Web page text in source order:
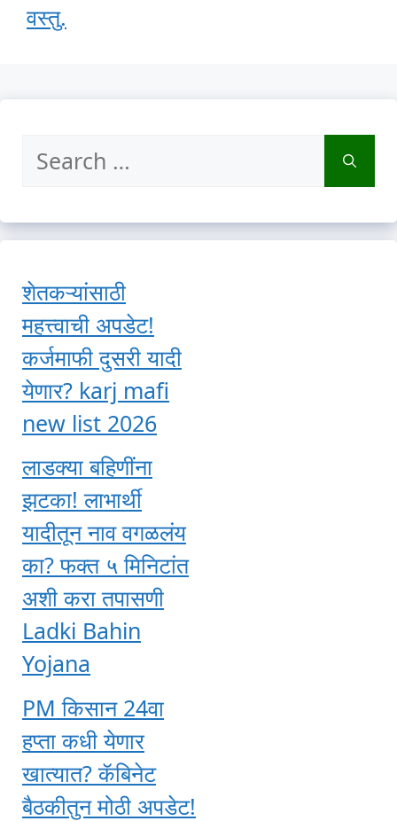
वस्तु.
Search
शेतकऱ्यांसाठी
महत्त्वाची अपडेट!
कर्जमाफी दुसरी यादी
येणार? karj mafi
new list 2026
लाडक्या बहिणींना
झटका! लाभार्थी
यादीतून नाव वगळलंय
का? फक्त ५ मिनिटांत
अशी करा तपासणी
Ladki Bahin
Yojana
PM किसान 24वा
हप्ता कधी येणार
खात्यात? कॅबिनेट
बैठकीतुन मोठी अपडेट!